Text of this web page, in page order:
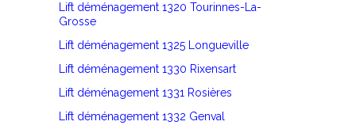
Lift déménagement 1320 Tourinnes-La-
Grosse
Lift déménagement 1325 Longueville
Lift déménagement 1330 Rixensart
Lift déménagement 1331 Rosières
Lift déménagement 1332 Genval